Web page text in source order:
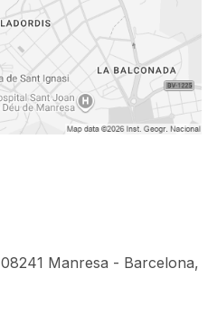
08241 Manresa - Barcelona,